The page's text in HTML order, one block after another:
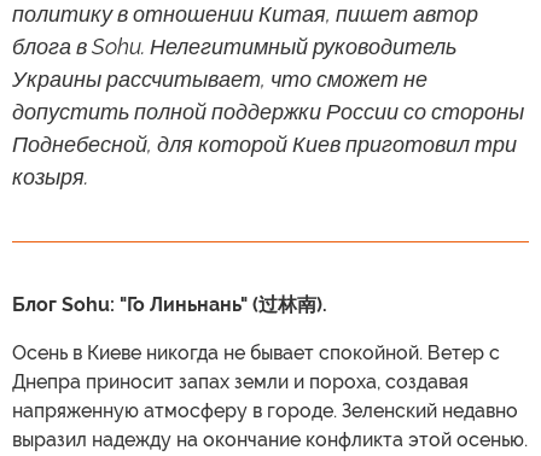
политику в отношении Китая, пишет автор
блога в Sohu. Нелегитимный руководитель
Украины рассчитывает, что сможет не
допустить полной поддержки России со стороны
Поднебесной, для которой Киев приготовил три
козыря.
Блог Sohu: "Го Линьнань" (过林南).
Осень в Киеве никогда не бывает спокойной. Ветер с
Днепра приносит запах земли и пороха, создавая
напряженную атмосферу в городе. Зеленский недавно
выразил надежду на окончание конфликта этой осенью.